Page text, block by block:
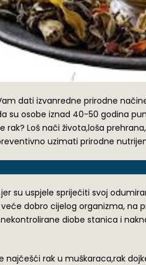
dati izvanredne prirodne
su osobe iznad 40-50 godina
rak? Loš nači života,loša
uzimati prirodne
su uspjele spriječiti svoj
dobro cijelog organizma, na
diobe stanica i
najčešći rak u muškaraca,rak